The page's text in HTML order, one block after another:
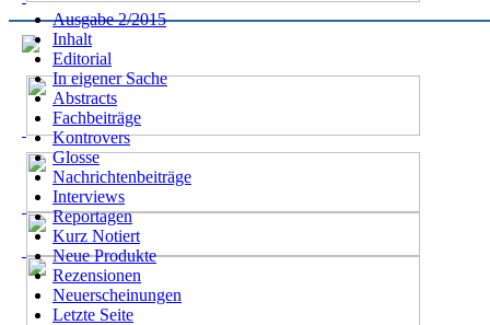
Ausgabe 2/2015
Inhalt
Editorial
In eigener Sache
Abstracts
Fachbeiträge
Kontrovers
Glosse
Nachrichtenbeiträge
Interviews
Reportagen
Kurz Notiert
Neue Produkte
Rezensionen
Neuerscheinungen
Letzte Seite